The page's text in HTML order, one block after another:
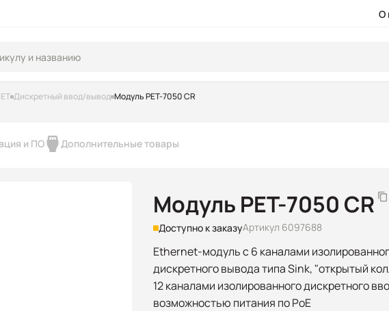
О
Дискретный ввод/вывод Модуль PET-7050 CR
и ПО Дополнительные товары
Модуль PET-7050 CR
Доступно к заказуАртикул 6097688
Ethernet-модуль с 6 каналами
дискретного вывода типа Sink, "открытый
12 каналами изолированного дискретного
возможностью питания по PoE